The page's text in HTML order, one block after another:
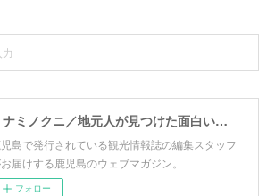
ミナミノクニ／地元人が見つけた面白い鹿児島
児島で発行されている観光情報誌の編集スタッフ
届けする鹿児島のウェブマガジン。
フォロー